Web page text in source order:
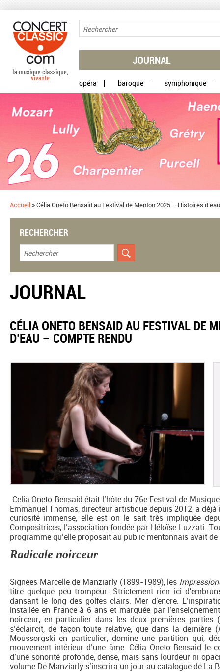
JOURNAL
opéra baroque symphonique
Accueil »Célia Oneto Bensaid au Festival de Menton 2025 – Histoires
RECHERCHER
JOURNAL
CÉLIA ONETO BENSAID AU FESTIVAL DE
D’EAU – COMPTE RENDU
Celia Oneto Bensaid était l’hôte du 76e Festival de
Emmanuel Thomas, directeur artistique depuis 2012, a
curiosité immense, elle est on le sait très impliquée
Compositrices, l’association fondée par Héloïse Luzzati.
programme qu’elle proposait au public mentonnais avait
Radicale noirceur
Signées Marcelle de Manziarly (1899-1989), les
titre quelque peu trompeur. Strictement rien ici
dansant le long des golfes clairs. Mer d'encre.
installée en France à 6 ans et marquée par
noirceur, en particulier dans les deux premières parties (
s’éclaircit, de façon toute relative, que dans la dernière (
Moussorgski en particulier, domine une partition qui,
mouvement intérieur d’une âme. Célia Oneto Bensaid
d’une sonorité profonde, dense, mais sans lourdeur ni
volume De Manziarly s’inscrira un jour au catalogue de La